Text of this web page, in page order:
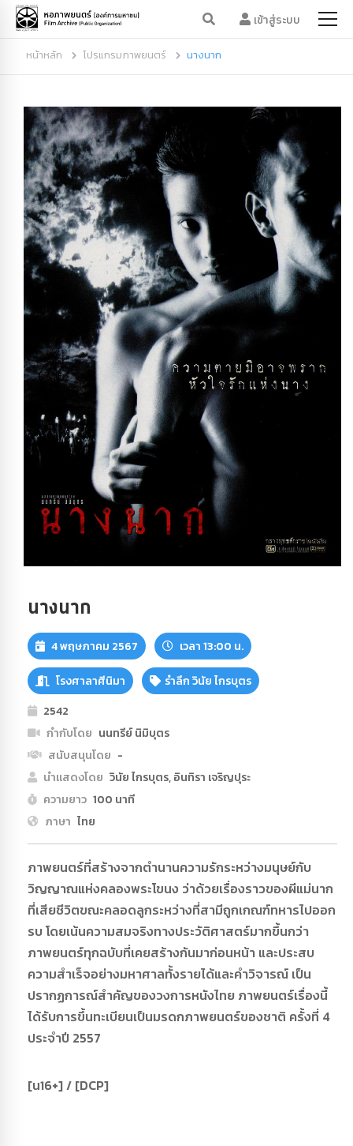
เข้าสู่ระบบ
หน้าหลัก โปรแกรมภาพยนตร์ นางนาก
นางนาก
4 พฤษภาคม 2567 เวลา 13:00 น.
โรงศาลาศีนิมา
รำลึก วินัย ไกรบุตร
2542
กำกับโดย นนทรีย์ นิมิบุตร
สนับสนุนโดย -
นำแสดงโดย วินัย ไกรบุตร, อินทิรา เจริญปุระ
ความยาว 100 นาที
ภาษา ไทย
ภาพยนตร์ที่สร้างจากตำนานความรักระหว่างมนุษย์กับ
วิญญาณแห่งคลองพระโขนง ว่าด้วยเรื่องราวของผีแม่นาก
ที่เสียชีวิตขณะคลอดลูกระหว่างที่สามีถูกเกณฑ์ทหารไปออก
รบ โดยเน้นความสมจริงทางประวัติศาสตร์มากขึ้นกว่า
ภาพยนตร์ทุกฉบับที่เคยสร้างกันมาก่อนหน้า และประสบ
ความสำเร็จอย่างมหาศาลทั้งรายได้และคำวิจารณ์ เป็น
ปรากฏการณ์สำคัญของวงการหนังไทย ภาพยนตร์เรื่องนี้
ได้รับการขึ้นทะเบียนเป็นมรดกภาพยนตร์ของชาติ ครั้งที่ 4
ประจำปี 2557
[น16+] / [DCP]